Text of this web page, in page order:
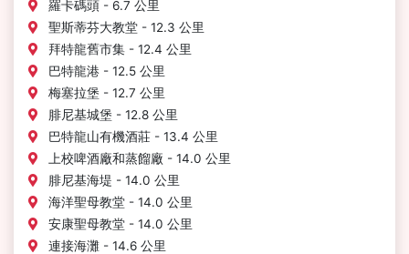
羅卡碼頭 - 6.7 公里
聖斯蒂芬大教堂 - 12.3 公里
拜特龍舊市集 - 12.4 公里
巴特龍港 - 12.5 公里
梅塞拉堡 - 12.7 公里
腓尼基城堡 - 12.8 公里
巴特龍山有機酒莊 - 13.4 公里
上校啤酒廠和蒸餾廠 - 14.0 公里
腓尼基海堤 - 14.0 公里
海洋聖母教堂 - 14.0 公里
安康聖母教堂 - 14.0 公里
連接海灘 - 14.6 公里